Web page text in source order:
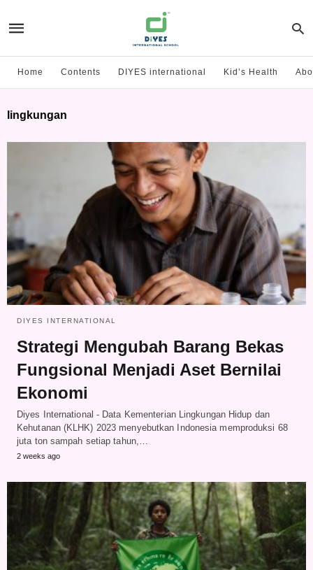
Home Contents DIYES international Kid’s Health
lingkungan
DIYES INTERNATIONAL
Strategi Mengubah Barang Bekas
Fungsional Menjadi Aset Bernilai
Ekonomi
Diyes International - Data Kementerian Lingkungan Hidup dan
Kehutanan (KLHK) 2023 menyebutkan Indonesia memproduksi 68
juta ton sampah setiap tahun,…
2 weeks ago